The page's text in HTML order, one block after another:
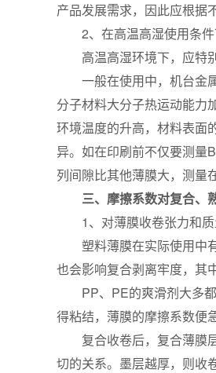
产品发展需求，因此应根据
2、在高温高湿使用条
高温高湿环境下，应特
一般在使用中，机台金
分子材料大分子热运动能力
环境温度的升高，材料表面
异。如在印刷前不仅要测量
列间隙比其他薄膜大，测量
三、摩擦系数对复合、
1、对薄膜收卷张力和
塑料薄膜在实际使用中
也会影响复合剥离牢度，其
PP、PE的爽滑剂大多
得粘结，薄膜的摩擦系数便
复合收卷后，复合薄膜
切的关系。墨层越厚，则收